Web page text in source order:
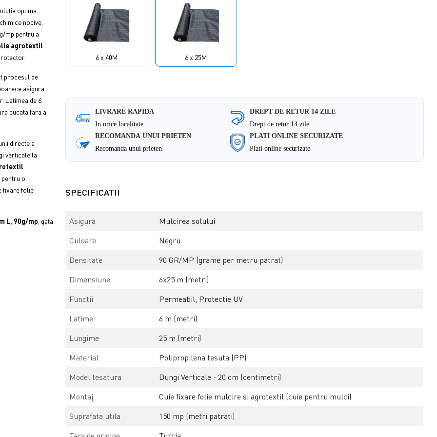
optima
nocive.
mp pentru a
agrotextil
procesul de
asigura
Latimea de 6
bucata fara a
directe a
verticale la
o
fixare folie
L, 90g/mp , gata
6 x 40M 6 x 25M
LIVRARE RAPIDA
In orice localitate
DREPT DE RETUR 14 ZILE
Drept de retur 14 zile
RECOMANDA UNUI PRIETEN
Recomanda unui prieten
PLATI ONLINE SECURIZATE
Plati online securizate
SPECIFICATII
Asigura
Mulcirea solului
Culoare
Negru
Densitate
90 GR/MP (grame per metru patrat)
Dimensiune
6x25 m (metri)
Functii
Permeabil, Protectie UV
Latime
6 m (metri)
Lungime
25 m (metri)
Material
Polipropilena tesuta (PP)
Model tesatura
Dungi Verticale - 20 cm (centimetri)
Montaj
Cuie fixare folie mulcire si agrotextil (cuie pentru mulci)
Suprafata utila
150 mp (metri patrati)